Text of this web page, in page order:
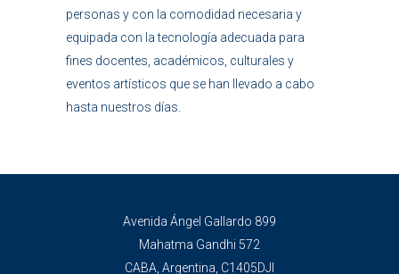
personas y con la comodidad necesaria y
equipada con la tecnología adecuada para
fines docentes, académicos, culturales y
eventos artísticos que se han llevado a cabo
hasta nuestros días.
Avenida Ángel Gallardo 899
Mahatma Gandhi 572
CABA, Argentina, C1405DJI